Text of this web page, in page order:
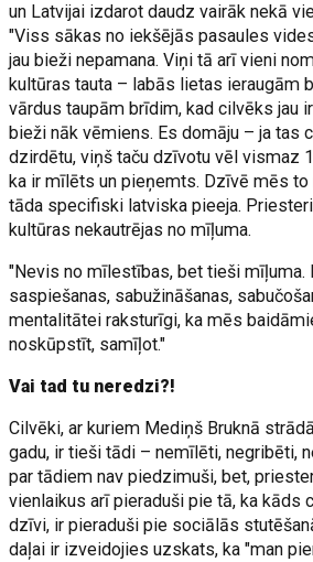
un Latvijai izdarot daudz vairāk nekā
"Viss sākas no iekšējās pasaules
jau bieži nepamana. Viņi tā arī vieni
kultūras tauta – labās lietas ieraugām
vārdus taupām brīdim, kad cilvēks jau
bieži nāk vēmiens. Es domāju – ja tas
dzirdētu, viņš taču dzīvotu vēl vismaz
ka ir mīlēts un pieņemts. Dzīvē mēs to
tāda specifiski latviska pieeja.
kultūras nekautrējas no mīļuma.
"Nevis no mīlestības, bet tieši mīļuma.
saspiešanas, sabužināšanas,
mentalitātei raksturīgi, ka mēs
noskūpstīt, samīļot."
Vai tad tu neredzi?!
Cilvēki, ar kuriem Mediņš Bruknā
gadu, ir tieši tādi – nemīlēti, negribēti,
par tādiem nav piedzimuši, bet,
vienlaikus arī pieraduši pie tā, ka kāds
dzīvi, ir pieraduši pie sociālās
daļai ir izveidojies uzskats, ka "man